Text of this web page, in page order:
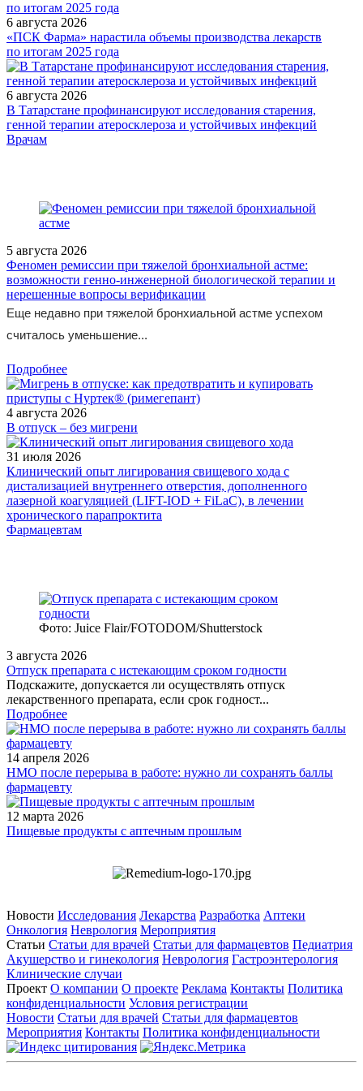
6 августа 2026
«ПСК Фарма» нарастила объемы производства лекарств
по итогам 2025 года
6 августа 2026
В Татарстане профинансируют исследования старения,
генной терапии атеросклероза и устойчивых инфекций
/legislation/other/Postanovlenie-Pravitelstva-Rossiyskoy-Federatsii-
Врачам
5 августа 2026
Феномен ремиссии при тяжелой бронхиальной астме:
возможности генно-инженерной биологической терапии и
нерешенные вопросы верификации
Еще недавно при тяжелой бронхиальной астме успехом
считалось уменьшение...
Подробнее
4 августа 2026
В отпуск – без мигрени
31 июля 2026
Клинический опыт лигирования свищевого хода с
дистализацией внутреннего отверстия, дополненного
лазерной коагуляцией (LIFT-IOD + FiLaC), в лечении
хронического парапроктита
Фармацевтам
Фото: Juice Flair/FOTODOM/Shutterstoсk
3 августа 2026
Отпуск препарата с истекающим сроком годности
Подскажите, допускается ли осуществлять отпуск
лекарственного препарата, если срок годност...
Подробнее
14 апреля 2026
НМО после перерыва в работе: нужно ли сохранять баллы
фармацевту
12 марта 2026
Пищевые продукты с аптечным прошлым
Новости Исследования Лекарства Разработка Аптеки
Онкология Неврология Мероприятия
Статьи Статьи для врачей Статьи для фармацевтов Педиатрия
Акушерство и гинекология Неврология Гастроэнтерология
Клинические случаи
Проект О компании О проекте Реклама Контакты Политика
конфиденциальности Условия регистрации
Новости Статьи для врачей Статьи для фармацевтов
Мероприятия Контакты Политика конфиденциальности